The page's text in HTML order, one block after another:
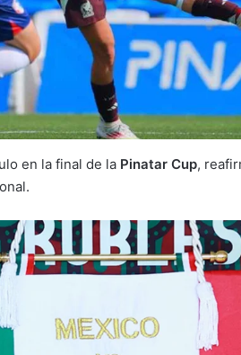
en la final de la Pinatar Cup,